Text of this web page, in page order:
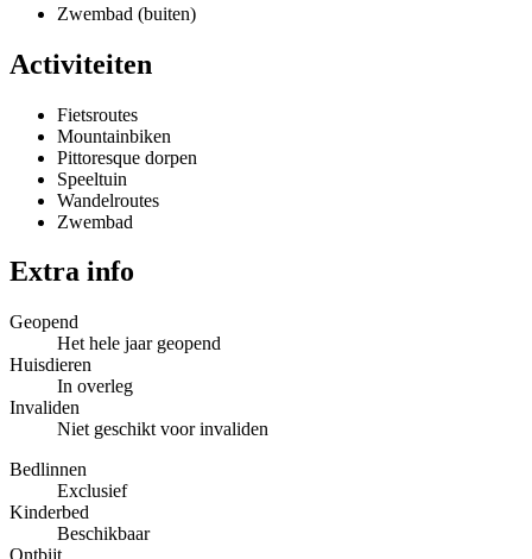
Zwembad (buiten)
Activiteiten
Fietsroutes
Mountainbiken
Pittoresque dorpen
Speeltuin
Wandelroutes
Zwembad
Extra info
Geopend
Het hele jaar geopend
Huisdieren
In overleg
Invaliden
Niet geschikt voor invaliden
Bedlinnen
Exclusief
Kinderbed
Beschikbaar